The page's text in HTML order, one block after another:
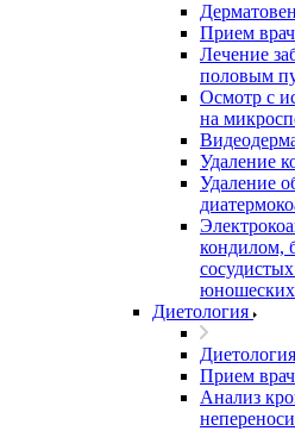
Прием
Лечение
половым
Осмотр с
на
Удаление
Удаление
кондилом,
юношеских
Диетология
Диетология
Прием
Анализ